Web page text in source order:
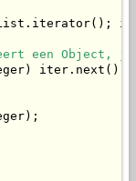
een Object, je
iter.next();